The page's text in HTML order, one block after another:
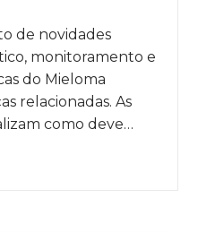
de novidades
monitoramento e
do Mieloma
relacionadas. As
como deve…